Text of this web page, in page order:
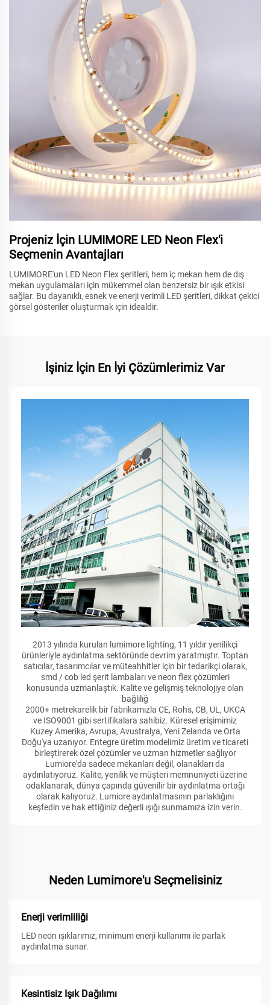
Projeniz İçin LUMIMORE LED Neon Flex'i
Seçmenin Avantajları
LUMIMORE'un LED Neon Flex şeritleri, hem iç mekan hem de dış
mekan uygulamaları için mükemmel olan benzersiz bir ışık etkisi
sağlar. Bu dayanıklı, esnek ve enerji verimli LED şeritleri, dikkat çekici
görsel gösteriler oluşturmak için idealdir.
İşiniz İçin En İyi Çözümlerimiz Var
2013 yılında kurulan lumimore lighting, 11 yıldır yenilikçi
ürünleriyle aydınlatma sektöründe devrim yaratmıştır. Toptan
satıcılar, tasarımcılar ve müteahhitler için bir tedarikçi olarak,
smd / cob led şerit lambaları ve neon flex çözümleri
konusunda uzmanlaştık. Kalite ve gelişmiş teknolojiye olan
bağlılığ
2000+ metrekarelik bir fabrikamızla CE, Rohs, CB, UL, UKCA
ve ISO9001 gibi sertifikalara sahibiz. Küresel erişimimiz
Kuzey Amerika, Avrupa, Avustralya, Yeni Zelanda ve Orta
Doğu'ya uzanıyor. Entegre üretim modelimiz üretim ve ticareti
birleştirerek özel çözümler ve uzman hizmetler sağlıyor
Lumiore'da sadece mekanları değil, olanakları da
aydınlatıyoruz. Kalite, yenilik ve müşteri memnuniyeti üzerine
odaklanarak, dünya çapında güvenilir bir aydınlatma ortağı
olarak kalıyoruz. Lumiore aydınlatmasının parlaklığını
keşfedin ve hak ettiğiniz değerli ışığı sunmamıza izin verin.
Neden Lumimore'u Seçmelisiniz
Enerji verimliliği
LED neon ışıklarımız, minimum enerji kullanımı ile parlak
aydınlatma sunar.
Kesintisiz Işık Dağılımı